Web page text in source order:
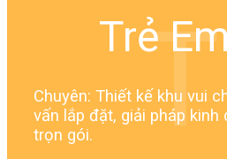
Trẻ
Chuyên: Thiết kế khu vui
vấn lắp đặt, giải pháp kinh
trọn gói.